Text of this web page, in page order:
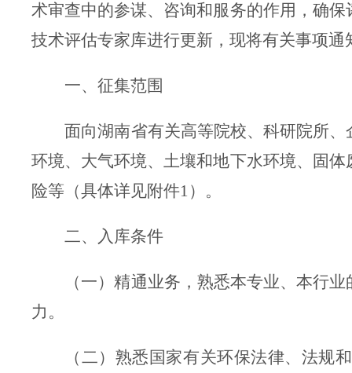
术审查中的参谋、咨询和服务的作用，确
技术评估专家库进行更新，现将有关事项通
一、征集范围
面向湖南省有关高等院校、科研院所
环境、大气环境、土壤和地下水环境、固
险等（具体详见附件1）。
二、入库条件
（一）精通业务，熟悉本专业、本行
力 。
（二）熟悉国家有关环保法律、法规